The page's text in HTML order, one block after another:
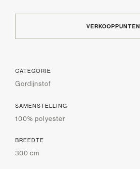
VERKOOPPUNTEN
CATEGORIE
Gordijnstof
SAMENSTELLING
100% polyester
BREEDTE
300 cm